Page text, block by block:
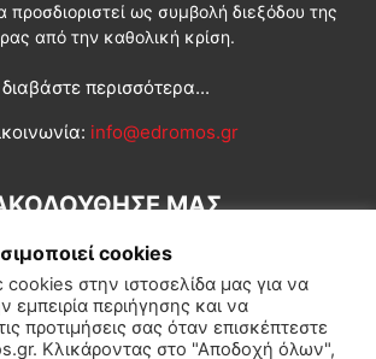
προσδιοριστεί ως συμβολή διεξόδου της
από την καθολική κρίση.
διαβάστε περισσότερα...
info@edromos.gr
ΜΑΣ
cookies
cookies στην ιστοσελίδα μας για να
εμπειρία περιήγησης και να
προτιμήσεις σας όταν επισκέπτεστε
Κλικάροντας στο "Αποδοχή όλων",